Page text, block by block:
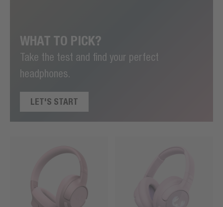
WHAT TO PICK?
Take the test and find your perfect
headphones.
LET'S START